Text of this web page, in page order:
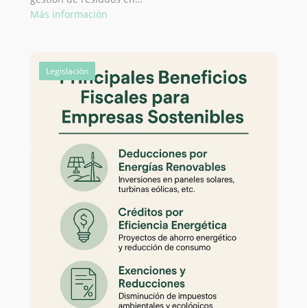
Más información:
de
Traslados
de
Residuos
(DIWASS):
Claves
para
Circularidad
Empresarial
en
2026
Legislación